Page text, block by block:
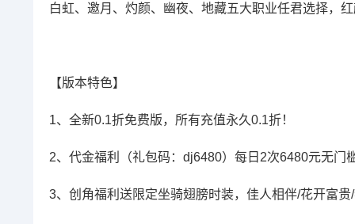
白虹、邀月、灼颜、幽夜、地藏五大职业任君选择，
【版本特色】
1、全新0.1折免费版，所有充值永久0.1折！
2、代金福利（礼包码：dj6480）每日2次6480元无门
3、创角福利送限定坐骑翅膀时装，佳人相伴/花开富贵